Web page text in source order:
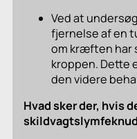
Ved at
fjernelse af en
om kræften har
kroppen. Dette
den videre
Hvad sker der, hvis